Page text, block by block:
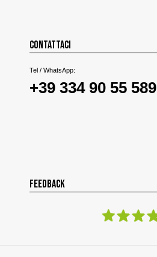
CONTATTACI
Tel / WhatsApp:
+39 334 90 55 589
FEEDBACK